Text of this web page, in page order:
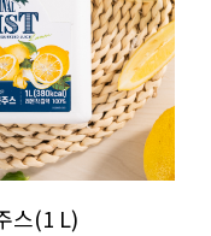
스(1 L)